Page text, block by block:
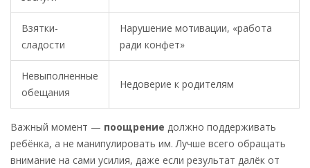
Взятки-
сладости
Нарушение мотивации, «работа
ради конфет»
Невыполненные
обещания
Недоверие к родителям
Важный момент — поощрение должно поддерживать
ребёнка, а не манипулировать им. Лучше всего обращать
внимание на сами усилия, даже если результат далёк от